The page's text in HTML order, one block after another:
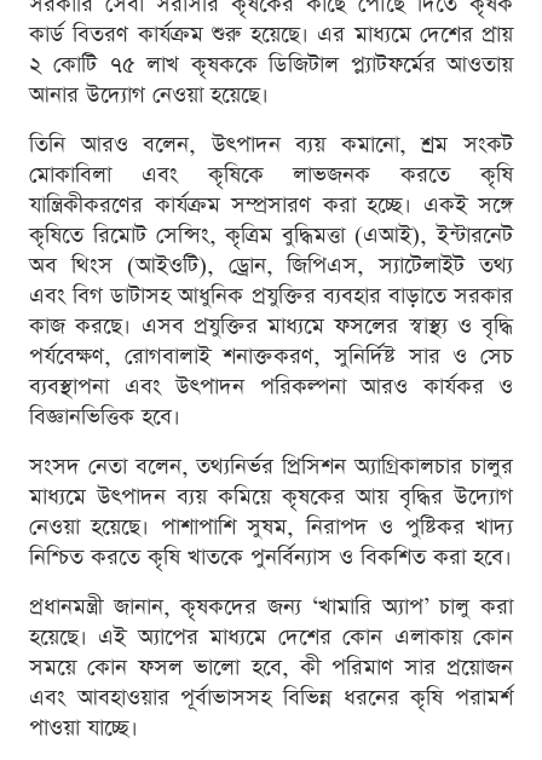
কার্ড বিতরণ কার্যক্রম শুরু হয়েছে। এর মাধ্যমে দেশের প্রায়
২ কোটি ৭৫ লাখ কৃষককে ডিজিটাল প্ল্যাটফর্মের আওতায়
আনার উদ্যোগ নেওয়া হয়েছে।
তিনি আরও বলেন, উৎপাদন ব্যয় কমানো, শ্রম সংকট
মোকাবিলা এবং কৃষিকে লাভজনক করতে কৃষি
যান্ত্রিকীকরণের কার্যক্রম সম্প্রসারণ করা হচ্ছে। একই সঙ্গে
কৃষিতে রিমোট সেন্সিং, কৃত্রিম বুদ্ধিমত্তা (এআই), ইন্টারনেট
অব থিংস (আইওটি), ড্রোন, জিপিএস, স্যাটেলাইট তথ্য
এবং বিগ ডাটাসহ আধুনিক প্রযুক্তির ব্যবহার বাড়াতে সরকার
কাজ করছে। এসব প্রযুক্তির মাধ্যমে ফসলের স্বাস্থ্য ও বৃদ্ধি
পর্যবেক্ষণ, রোগবালাই শনাক্তকরণ, সুনির্দিষ্ট সার ও সেচ
ব্যবস্থাপনা এবং উৎপাদন পরিকল্পনা আরও কার্যকর ও
বিজ্ঞানভিত্তিক হবে।
সংসদ নেতা বলেন, তথ্যনির্ভর প্রিসিশন অ্যাগ্রিকালচার চালুর
মাধ্যমে উৎপাদন ব্যয় কমিয়ে কৃষকের আয় বৃদ্ধির উদ্যোগ
নেওয়া হয়েছে। পাশাপাশি সুষম, নিরাপদ ও পুষ্টিকর খাদ্য
নিশ্চিত করতে কৃষি খাতকে পুনর্বিন্যাস ও বিকশিত করা হবে।
প্রধানমন্ত্রী জানান, কৃষকদের জন্য ‘খামারি অ্যাপ’ চালু করা
হয়েছে। এই অ্যাপের মাধ্যমে দেশের কোন এলাকায় কোন
সময়ে কোন ফসল ভালো হবে, কী পরিমাণ সার প্রয়োজন
এবং আবহাওয়ার পূর্বাভাসসহ বিভিন্ন ধরনের কৃষি পরামর্শ
পাওয়া যাচ্ছে।